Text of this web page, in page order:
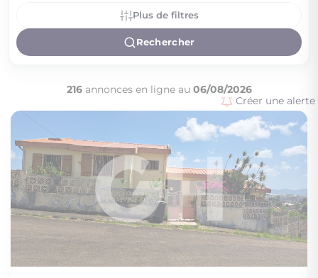
Plus de filtres
Rechercher
216annonces en ligne au 06/08/2026
Créer une alerte